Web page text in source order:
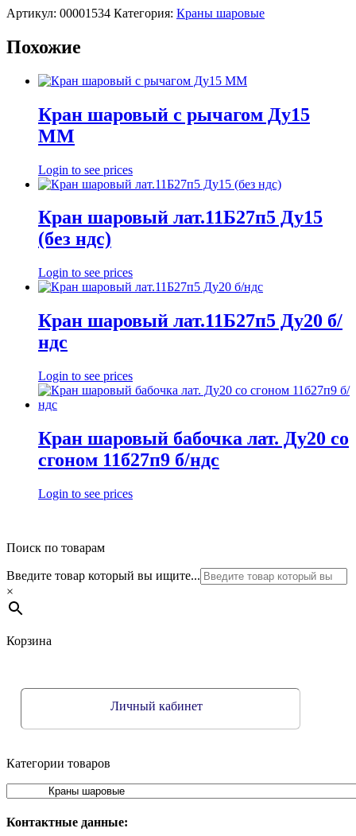
Артикул: 00001534 Категория: Краны шаровые
Похожие
Кран шаровый с рычагом Ду15
ММ
Login to see prices
Кран шаровый лат.11Б27п5 Ду15
(без ндс)
Login to see prices
Кран шаровый лат.11Б27п5 Ду20 б/
ндс
Login to see prices
Кран шаровый бабочка лат. Ду20 со
сгоном 11б27п9 б/ндс
Login to see prices
Поиск по товарам
Введите товар который вы ищите...
×
Корзина
Личный кабинет
Категории товаров
Контактные данные: